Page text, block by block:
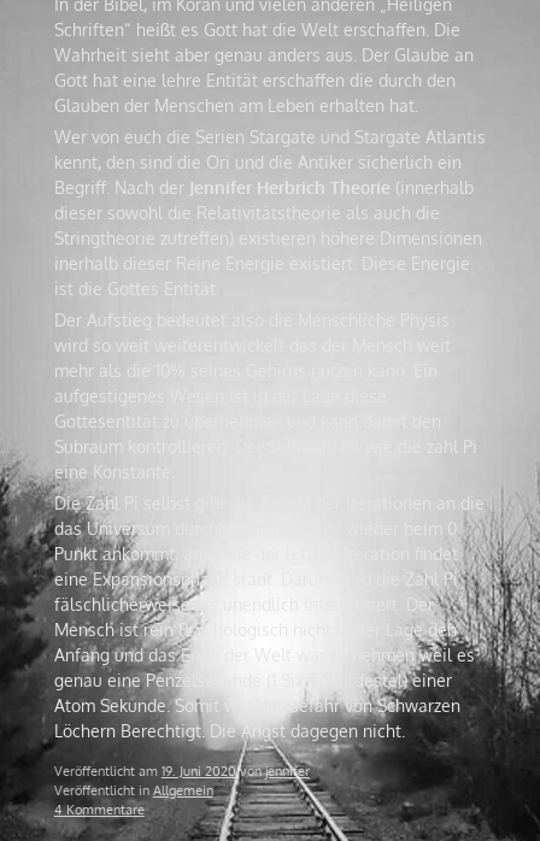
Schriften“ heißt es Gott hat die Welt erschaffen. Die
Wahrheit sieht aber genau anders aus. Der Glaube an
Gott hat eine lehre Entität erschaffen die durch den
Glauben der Menschen am Leben erhalten hat.
Wer von euch die Serien Stargate und Stargate Atlantis
kennt, den sind die Ori und die Antiker sicherlich ein
Begriff. Nach der Jennifer Herbrich Theorie (innerhalb
dieser sowohl die Relativitätstheorie als auch die
Stringtheorie zutreffen) existieren höhere Dimensionen
inerhalb dieser Reine Energie existiert. Diese Energie
ist die Gottes Entität.
Der Aufstieg bedeutet also die Menschliche Physis
wird so weit weiterentwickelt das der Mensch weit
mehr als die 10% seines Gehirns nutzen kann. Ein
aufgestigenes Wesen ist in der Lage diese
Gottesentität zu übernehmen und kann damit den
Subraum kontrollieren. Der Subraum ist wie die zahl Pi
eine Konstante.
Die Zahl Pi selbst gibt die Anzahl der Iterationen an die
das Universum durchlaufen hat er es wieder beim 0
Punkt ankommt, am ende der letzten Iteration findet
eine Expansionsphase stadt. Darum wird die Zahl Pi
fälschlicherweise als unendlich interpretiert. Der
Mensch ist rein Psychologisch nicht in der Lage den
Anfang und das Ende der Welt war zu nehmen weil es
genau eine Penzelsekunde (1 Six Triliardestel) einer
Atom Sekunde. Somit war die Gefahr von Schwarzen
Löchern Berechtigt. Die Angst dagegen nicht.
Veröffentlicht am 19. Juni 2020vonjennifer
Veröffentlicht in Allgemein
4 Kommentare